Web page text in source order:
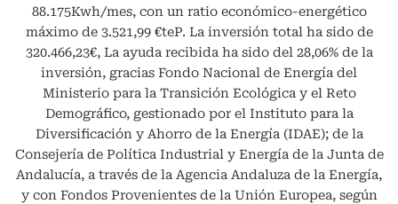
88.175Kwh/mes, con un ratio económico-energético
máximo de 3.521,99 €teP. La inversión total ha sido de
320.466,23€, La ayuda recibida ha sido del 28,06% de la
inversión, gracias Fondo Nacional de Energía del
Ministerio para la Transición Ecológica y el Reto
Demográfico, gestionado por el Instituto para la
Diversificación y Ahorro de la Energía (IDAE); de la
Consejería de Política Industrial y Energía de la Junta de
Andalucía, a través de la Agencia Andaluza de la Energía,
y con Fondos Provenientes de la Unión Europea, según